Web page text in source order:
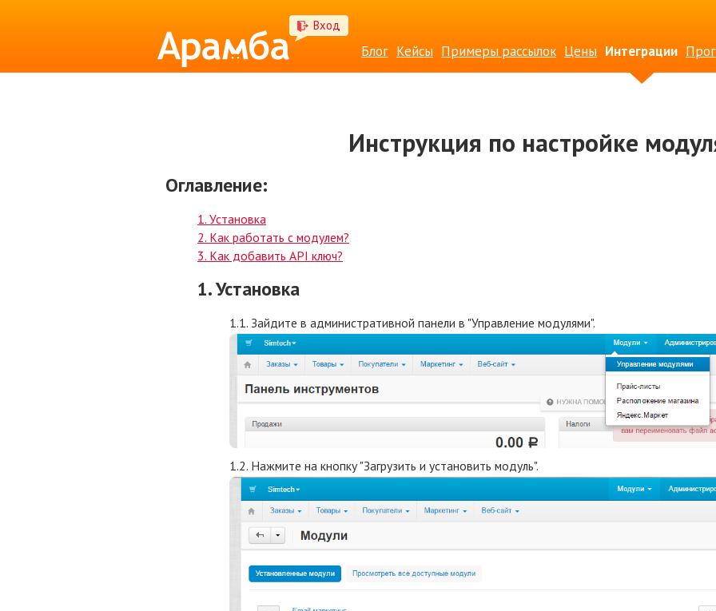
Вход
Блог Кейсы Примеры рассылок Цены Интеграции
Инструкция по настройке
Оглавление:
1. Установка
2. Как работать с модулем?
3. Как добавить API ключ?
1. Установка
1.1. Зайдите в административной панели в "Управление модулями".
1.2. Нажмите на кнопку "Загрузить и установить модуль".